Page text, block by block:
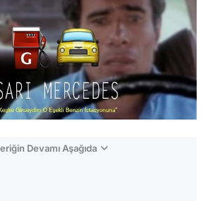
Devamı Aşağıda